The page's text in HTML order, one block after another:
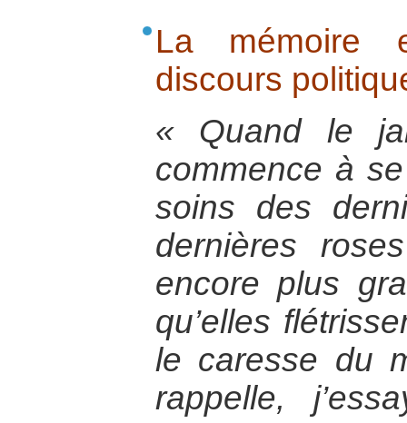
La mémoire
discours
« Quand le
commence à
soins des
dernières
encore plus
qu’elles
le caresse du
rappelle,